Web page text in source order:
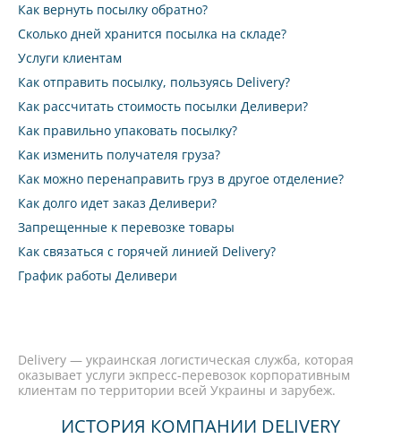
Как вернуть посылку обратно?
Сколько дней хранится посылка на складе?
Услуги клиентам
Как отправить посылку, пользуясь Delivery?
Как рассчитать стоимость посылки Деливери?
Как правильно упаковать посылку?
Как изменить получателя груза?
Как можно перенаправить груз в другое отделение?
Как долго идет заказ Деливери?
Запрещенные к перевозке товары
Как связаться с горячей линией Delivery?
График работы Деливери
Delivery — украинская логистическая служба, которая
оказывает услуги экпресс-перевозок корпоративным
клиентам по территории всей Украины и зарубеж.
ИСТОРИЯ КОМПАНИИ DELIVERY